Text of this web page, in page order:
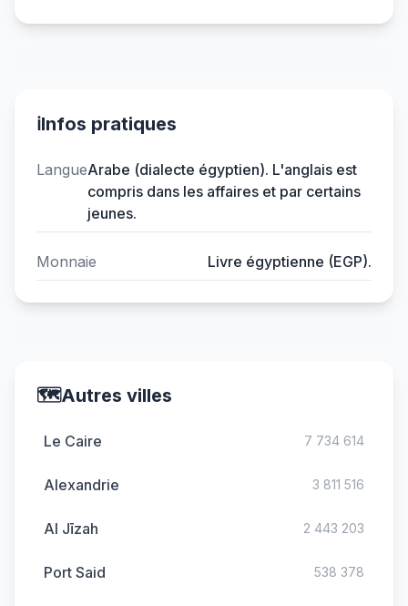
ℹ️Infos pratiques
LangueArabe (dialecte égyptien). L'anglais est
compris dans les affaires et par certains
jeunes.
Monnaie Livre égyptienne (EGP).
🗺️Autres villes
Le Caire 7 734 614
Alexandrie 3 811 516
Al Jīzah 2 443 203
Port Said 538 378